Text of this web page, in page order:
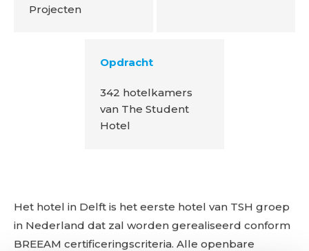
Projecten
Opdracht
342 hotelkamers
van The Student
Hotel
Het hotel in Delft is het eerste hotel van TSH groep
in Nederland dat zal worden gerealiseerd conform
BREEAM certificeringscriteria. Alle openbare